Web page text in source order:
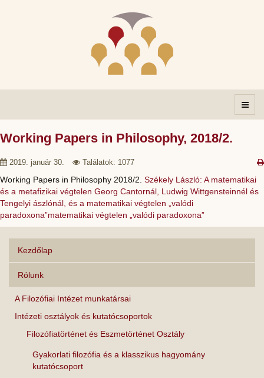
Working Papers in Philosophy, 2018/2.
2019. január 30. Találatok: 1077
Working Papers in Philosophy 2018/2. Székely László: A matematikai
és a metafizikai végtelen Georg Cantornál, Ludwig Wittgensteinnél és
Tengelyi ászlónál, és a matematikai végtelen „valódi
paradoxona”matematikai végtelen „valódi paradoxona”
Kezdőlap
Rólunk
A Filozófiai Intézet munkatársai
Intézeti osztályok és kutatócsoportok
Filozófiatörténet és Eszmetörténet Osztály
Gyakorlati filozófia és a klasszikus hagyomány
kutatócsoport